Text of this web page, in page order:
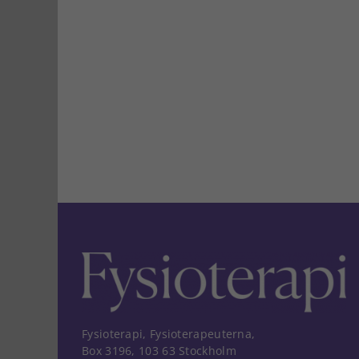
Fysioterapi, Fysioterapeuterna,
Box 3196, 103 63 Stockholm